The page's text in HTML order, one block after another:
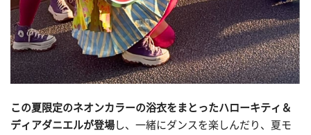
この夏限定のネオンカラーの浴衣をまとったハローキティ＆
ディアダニエルが登場 し、一緒にダンスを楽しんだり、夏モ